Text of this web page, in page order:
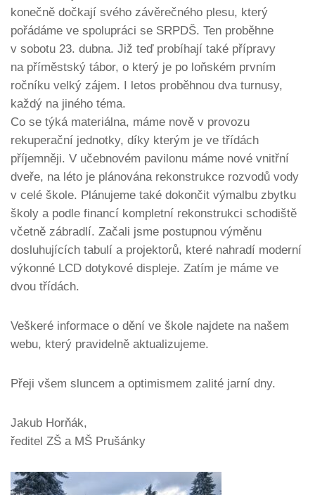
konečně dočkají svého závěrečného plesu, který
pořádáme ve spolupráci se SRPDŠ. Ten proběhne
v sobotu 23. dubna. Již teď probíhají také přípravy
na příměstský tábor, o který je po loňském prvním
ročníku velký zájem. I letos proběhnou dva turnusy,
každý na jiného téma.
Co se týká materiálna, máme nově v provozu
rekuperační jednotky, díky kterým je ve třídách
příjemněji. V učebnovém pavilonu máme nové vnitřní
dveře, na léto je plánována rekonstrukce rozvodů vody
v celé škole. Plánujeme také dokončit výmalbu zbytku
školy a podle financí kompletní rekonstrukci schodiště
včetně zábradlí. Začali jsme postupnou výměnu
dosluhujících tabulí a projektorů, které nahradí moderní
výkonné LCD dotykové displeje. Zatím je máme ve
dvou třídách.
Veškeré informace o dění ve škole najdete na našem
webu, který pravidelně aktualizujeme.
Přeji všem sluncem a optimismem zalité jarní dny.
Jakub Horňák,
ředitel ZŠ a MŠ Prušánky